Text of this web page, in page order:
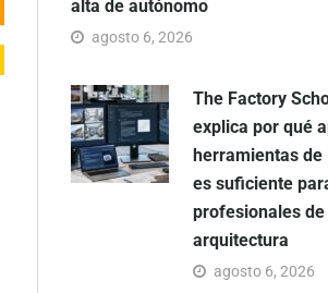
alta de autónomo
agosto 6, 2026
The Factory
explica por qué
herramientas de
es suficiente
profesionales de
arquitectura
agosto 6, 2026